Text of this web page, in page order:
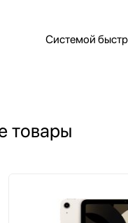
Системой
товары